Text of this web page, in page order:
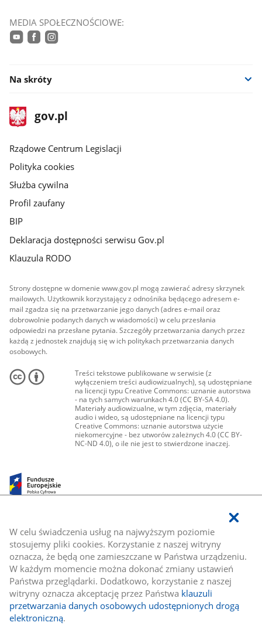
W celu świadczenia usług na najwyższym poziomie
stosujemy pliki cookies. Korzystanie z naszej witryny
oznacza, że będą one zamieszczane w Państwa urządzeniu.
W każdym momencie można dokonać zmiany ustawień
Państwa przeglądarki. Dodatkowo, korzystanie z naszej
witryny oznacza akceptację przez Państwa klauzuli
przetwarzania danych osobowych udostępnionych drogą
elektroniczną.
MEDIA SPOŁECZNOŚCIOWE:
Na skróty
stopka
gov.plStrona
gov.pl
Rządowe Centrum Legislacji
Polityka cookies
Służba cywilna
Profil zaufany
BIP
Deklaracja dostępności serwisu Gov.pl
Klauzula RODO
Strony dostępne w domenie www.gov.pl mogą zawierać adresy skrzynek
mailowych. Użytkownik korzystający z odnośnika będącego adresem e-
mail zgadza się na przetwarzanie jego danych (adres e-mail oraz
dobrowolnie podanych danych w wiadomości) w celu przesłania
odpowiedzi na przesłane pytania. Szczegóły przetwarzania danych przez
każdą z jednostek znajdują się w ich politykach przetwarzania danych
osobowych.
Treści tekstowe publikowane w serwisie (z
wyłączeniem treści audiowizualnych), są udostępniane
na licencji typu Creative Commons: uznanie autorstwa
- na tych samych warunkach 4.0 (CC BY-SA 4.0).
Materiały audiowizualne, w tym zdjęcia, materiały
audio i wideo, są udostępniane na licencji typu
Creative Commons: uznanie autorstwa użycie
niekomercyjne - bez utworów zależnych 4.0 (CC BY-
NC-ND 4.0), o ile nie jest to stwierdzone inaczej.